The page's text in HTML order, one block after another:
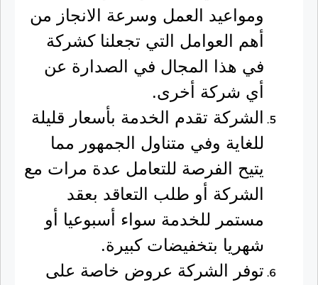
ومواعيد العمل وسرعة الانجاز من
أهم العوامل التي تجعلنا كشركة
في هذا المجال في الصدارة عن
أي شركة أخرى.
الشركة تقدم الخدمة بأسعار قليلة
للغاية وفي متناول الجمهور مما
يتيح الفرصة للتعامل عدة مرات مع
الشركة أو طلب التعاقد بعقد
مستمر للخدمة سواء أسبوعيا أو
شهريا بتخفيضات كبيرة.
توفر الشركة عروض خاصة على